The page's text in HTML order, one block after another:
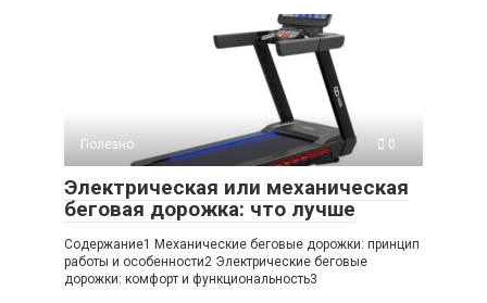
Полезно 0
Электрическая или механическая
беговая дорожка: что лучше
Содержание1 Механические беговые дорожки: принцип
работы и особенности2 Электрические беговые
дорожки: комфорт и функциональность3